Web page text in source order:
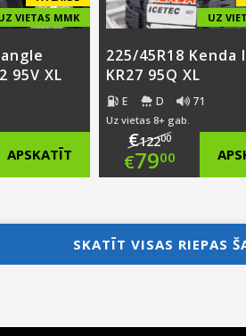
VIETAS MMK
95V XL
APSKATĪT
UZ
225/45R18 Kenda
KR27 95Q XL
E D 71
Uz vietas 8+ gab.
€12200
Original
was:
€122.00.
€7900
price
is:
SKATĪT VISAS RIEPAS